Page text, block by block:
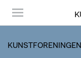
KUNSTFORENINGEN